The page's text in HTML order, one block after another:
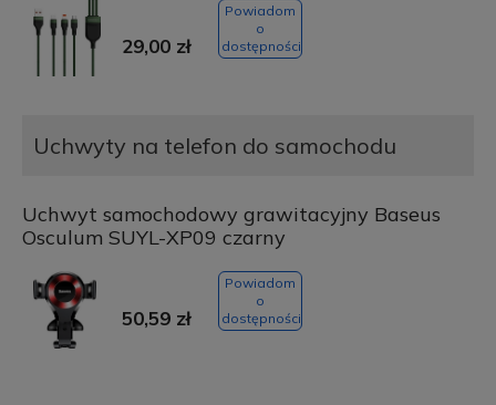
29,00 zł
Powiadom
o
dostępności
Uchwyty na telefon do samochodu
Uchwyt samochodowy grawitacyjny Baseus
Osculum SUYL-XP09 czarny
50,59 zł
Powiadom
o
dostępności